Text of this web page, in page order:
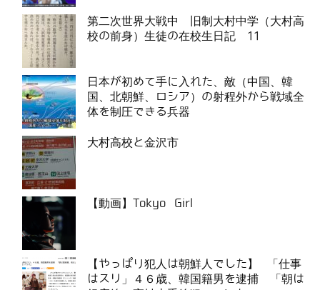
第二次世界大戦中 旧制大村中学（大村高
校の前身）生徒の在校生日記 11
日本が初めて手に入れた、敵（中国、韓
国、北朝鮮、ロシア）の射程外から戦域全
体を制圧できる兵器
大村高校と金沢市
【動画】Tokyo Girl
【やっぱり犯人は朝鮮人でした】 「仕事
はスリ」４６歳、韓国籍男を逮捕 「朝は